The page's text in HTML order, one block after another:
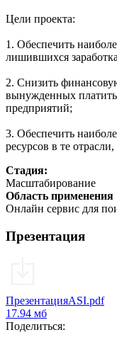
Цели проекта:
1. Обеспечить
лишившихся
2. Снизить
вынужденных платить
предприятий;
3. Обеспечить
ресурсов в те
Стадия:
Масштабирование
Область применения
Онлайн сервис для
Презентация
ПрезентацияASI.pdf
17.94 мб
Поделиться: